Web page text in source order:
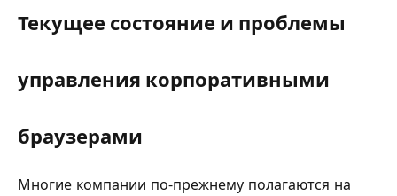
Текущее состояние и проблемы
управления корпоративными
браузерами
Многие компании по-прежнему полагаются на